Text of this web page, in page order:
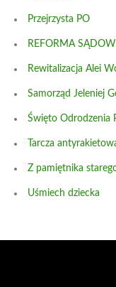
Przejrzysta PO
REFORMA
Rewitalizacja Alei
Samorząd Jeleniej
Święto Odrodzenia
Tarcza
Z pamiętnika
Uśmiech dziecka